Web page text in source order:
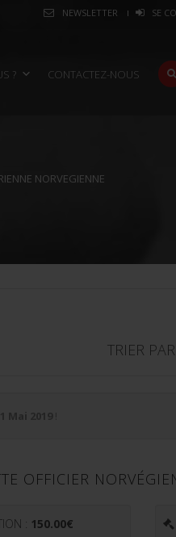
NEWSLETTER SE
? CONTACTEZ-NOUS
NORVEGIENNE
TRIER
OFFICIER
: 150.00€